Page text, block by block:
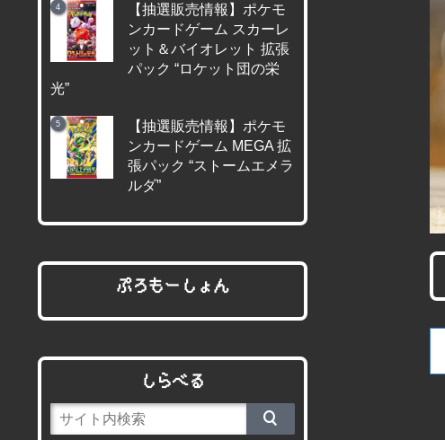
【抽選販売情報】ポケモ
ンカードゲーム スカーレ
ット＆バイオレット 拡張
パック “ロケット団の栄
光”
【抽選販売情報】ポケモ
ンカードゲーム MEGA 拡
張パック “ストームエメラ
ルダ”
ぷろもーしょん
しらべる